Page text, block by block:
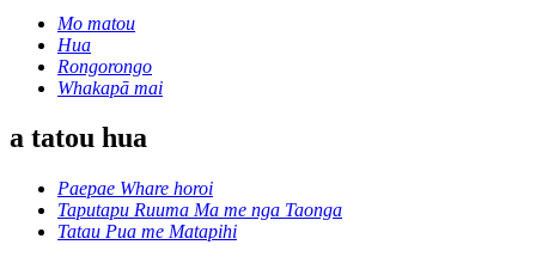
Mo matou
Hua
Rongorongo
Whakapā mai
a tatou hua
Paepae Whare horoi
Taputapu Ruuma Ma me nga Taonga
Tatau Pua me Matapihi